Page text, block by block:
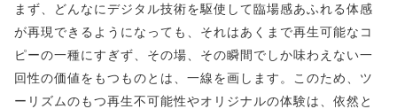
まず、どんなにデジタル技術を駆使して臨場感あふれる体感
が再現できるようになっても、それはあくまで再生可能なコ
ピーの一種にすぎず、その場、その瞬間でしか味わえない一
回性の価値をもつものとは、一線を画します。このため、ツ
ーリズムのもつ再生不可能性やオリジナルの体験は、依然と